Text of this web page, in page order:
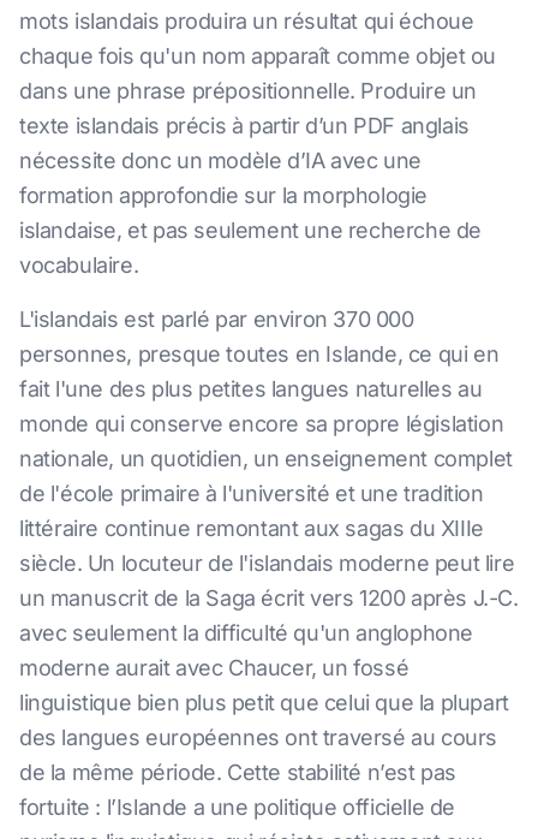
mots islandais produira un résultat qui échoue
chaque fois qu'un nom apparaît comme objet ou
dans une phrase prépositionnelle. Produire un
texte islandais précis à partir d’un PDF anglais
nécessite donc un modèle d’IA avec une
formation approfondie sur la morphologie
islandaise, et pas seulement une recherche de
vocabulaire.
L'islandais est parlé par environ 370 000
personnes, presque toutes en Islande, ce qui en
fait l'une des plus petites langues naturelles au
monde qui conserve encore sa propre législation
nationale, un quotidien, un enseignement complet
de l'école primaire à l'université et une tradition
littéraire continue remontant aux sagas du XIIIe
siècle. Un locuteur de l'islandais moderne peut lire
un manuscrit de la Saga écrit vers 1200 après J.-C.
avec seulement la difficulté qu'un anglophone
moderne aurait avec Chaucer, un fossé
linguistique bien plus petit que celui que la plupart
des langues européennes ont traversé au cours
de la même période. Cette stabilité n’est pas
fortuite : l’Islande a une politique officielle de